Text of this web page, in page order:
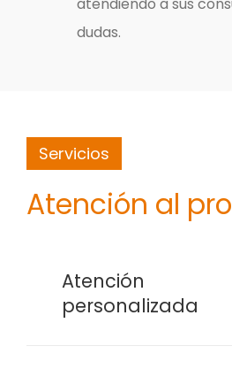
dudas.
Servicios
Atención al
Atención
personalizada